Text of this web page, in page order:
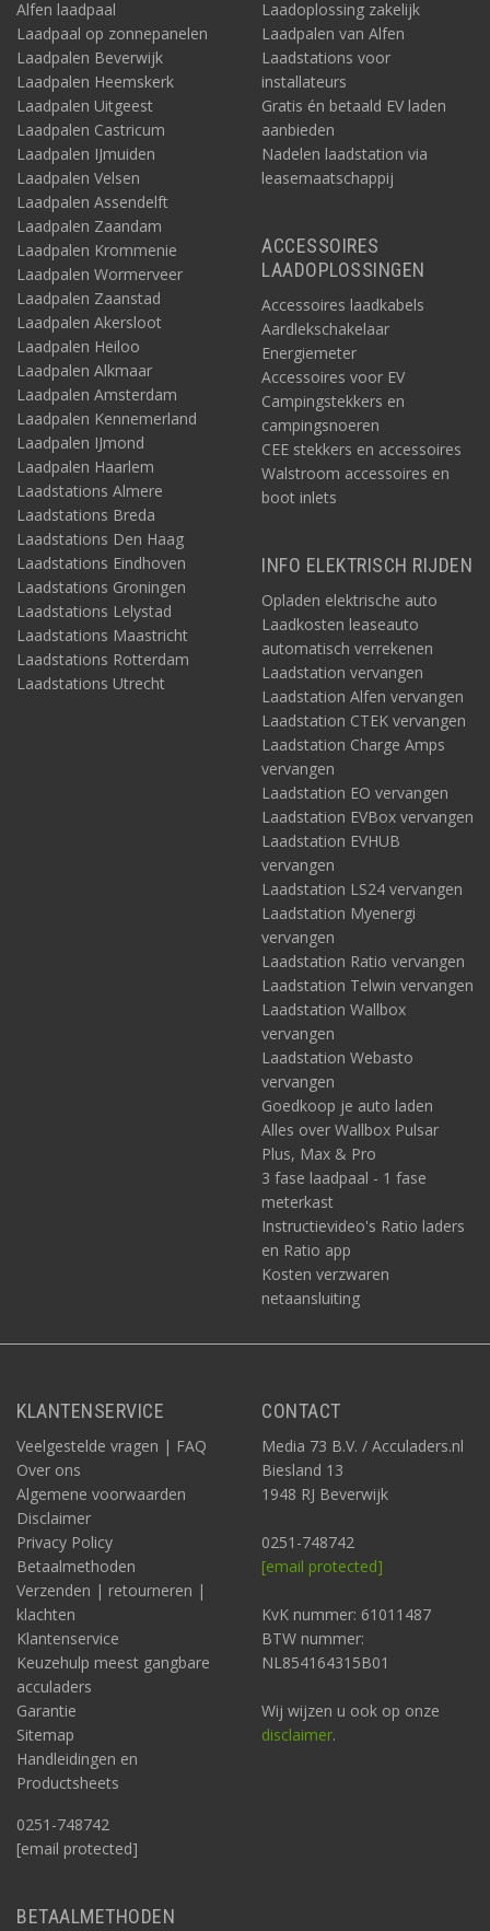
Alfen laadpaal
Laadpaal op zonnepanelen
Laadpalen Beverwijk
Laadpalen Heemskerk
Laadpalen Uitgeest
Laadpalen Castricum
Laadpalen IJmuiden
Laadpalen Velsen
Laadpalen Assendelft
Laadpalen Zaandam
Laadpalen Krommenie
Laadpalen Wormerveer
Laadpalen Zaanstad
Laadpalen Akersloot
Laadpalen Heiloo
Laadpalen Alkmaar
Laadpalen Amsterdam
Laadpalen Kennemerland
Laadpalen IJmond
Laadpalen Haarlem
Laadstations Almere
Laadstations Breda
Laadstations Den Haag
Laadstations Eindhoven
Laadstations Groningen
Laadstations Lelystad
Laadstations Maastricht
Laadstations Rotterdam
Laadstations Utrecht
Laadoplossing zakelijk
Laadpalen van Alfen
Laadstations voor
installateurs
Gratis én betaald EV laden
aanbieden
Nadelen laadstation via
leasemaatschappij
ACCESSOIRES
LAADOPLOSSINGEN
Accessoires laadkabels
Aardlekschakelaar
Energiemeter
Accessoires voor EV
Campingstekkers en
campingsnoeren
CEE stekkers en accessoires
Walstroom accessoires en
boot inlets
INFO ELEKTRISCH RIJDEN
Opladen elektrische auto
Laadkosten leaseauto
automatisch verrekenen
Laadstation vervangen
Laadstation Alfen vervangen
Laadstation CTEK vervangen
Laadstation Charge Amps
vervangen
Laadstation EO vervangen
Laadstation EVBox vervangen
Laadstation EVHUB
vervangen
Laadstation LS24 vervangen
Laadstation Myenergi
vervangen
Laadstation Ratio vervangen
Laadstation Telwin vervangen
Laadstation Wallbox
vervangen
Laadstation Webasto
vervangen
Goedkoop je auto laden
Alles over Wallbox Pulsar
Plus, Max & Pro
3 fase laadpaal - 1 fase
meterkast
Instructievideo's Ratio laders
en Ratio app
Kosten verzwaren
netaansluiting
KLANTENSERVICE
Veelgestelde vragen | FAQ
Over ons
Algemene voorwaarden
Disclaimer
Privacy Policy
Betaalmethoden
Verzenden | retourneren |
klachten
Klantenservice
Keuzehulp meest gangbare
acculaders
Garantie
Sitemap
Handleidingen en
Productsheets
0251-748742
[email protected]
CONTACT
Media 73 B.V. / Acculaders.nl
Biesland 13
1948 RJ Beverwijk
0251-748742
[email protected]
KvK nummer: 61011487
BTW nummer:
NL854164315B01
Wij wijzen u ook op onze
disclaimer.
BETAALMETHODEN